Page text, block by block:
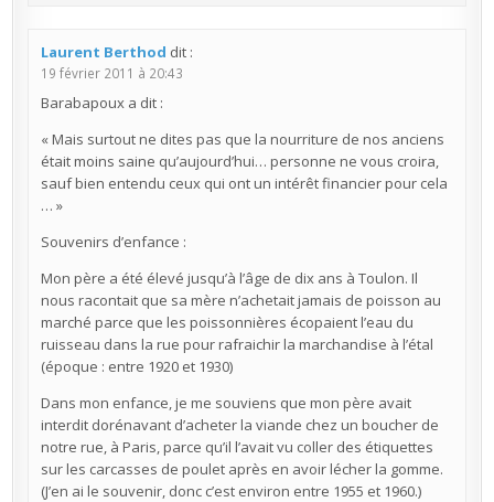
Laurent Berthod dit :
19 février 2011 à 20:43
Barabapoux a dit :
« Mais surtout ne dites pas que la nourriture de nos anciens
était moins saine qu’aujourd’hui… personne ne vous croira,
sauf bien entendu ceux qui ont un intérêt financier pour cela
… »
Souvenirs d’enfance :
Mon père a été élevé jusqu’à l’âge de dix ans à Toulon. Il
nous racontait que sa mère n’achetait jamais de poisson au
marché parce que les poissonnières écopaient l’eau du
ruisseau dans la rue pour rafraichir la marchandise à l’étal
(époque : entre 1920 et 1930)
Dans mon enfance, je me souviens que mon père avait
interdit dorénavant d’acheter la viande chez un boucher de
notre rue, à Paris, parce qu’il l’avait vu coller des étiquettes
sur les carcasses de poulet après en avoir lécher la gomme.
(J’en ai le souvenir, donc c’est environ entre 1955 et 1960.)